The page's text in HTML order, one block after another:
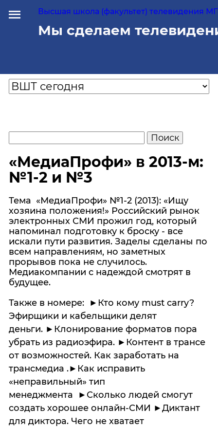
Высшая школа (факультет) телевидения
Мы сделаем
«МедиаПрофи» в 2013-м:
№1-2 и №3
Тема «МедиаПрофи» №1-2 (2013): «Ищу
хозяина положения!» Российский рынок
электронных СМИ прожил год, который
напоминал подготовку к броску - все
искали пути развития. Заделы сделаны по
всем направлениям, но заметных
прорывов пока не случилось.
Медиакомпании с надеждой смотрят в
будущее.
Также в номере: ►Кто кому must carry?
Эфирщики и кабельщики делят
деньги. ►Клонирование форматов пора
убрать из радиоэфира. ►Контент в трансе
от возможностей. Как заработать на
трансмедиа .►Как исправить
«неправильный» тип
менеджмента ►Сколько людей смогут
создать хорошее онлайн-СМИ ►Диктант
для диктора. Чего не хватает